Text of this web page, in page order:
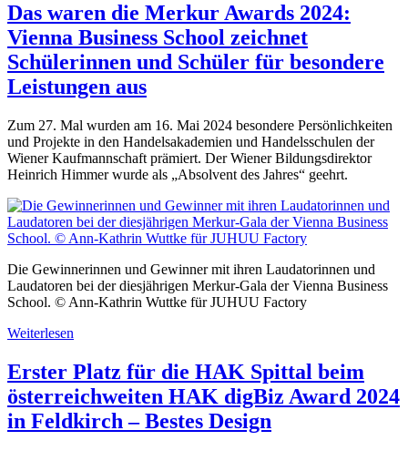
Das waren die Merkur Awards 2024:
Vienna Business School zeichnet
Schülerinnen und Schüler für besondere
Leistungen aus
Zum 27. Mal wurden am 16. Mai 2024 besondere Persönlichkeiten
und Projekte in den Handelsakademien und Handelsschulen der
Wiener Kaufmannschaft prämiert. Der Wiener Bildungsdirektor
Heinrich Himmer wurde als „Absolvent des Jahres“ geehrt.
Die Gewinnerinnen und Gewinner mit ihren Laudatorinnen und
Laudatoren bei der diesjährigen Merkur-Gala der Vienna Business
School. © Ann-Kathrin Wuttke für JUHUU Factory
Weiterlesen
Erster Platz für die HAK Spittal beim
österreichweiten HAK digBiz Award 2024
in Feldkirch – Bestes Design